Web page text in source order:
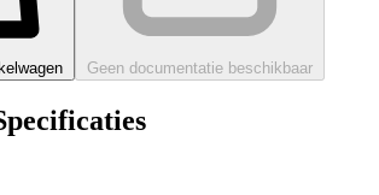
Geen documentatie beschikbaar